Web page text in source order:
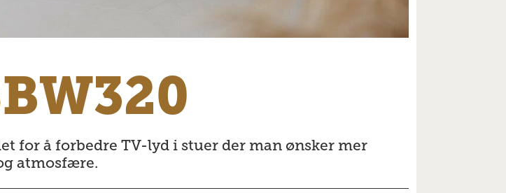
for å forbedre TV-lyd i stuer der man ønsker mer
atmosfære.